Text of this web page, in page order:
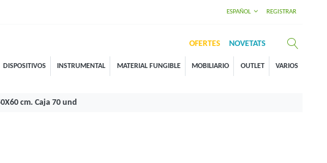
ESPAÑOL REGISTRAR
OFERTES NOVETATS
DISPOSITIVOS INSTRUMENTAL MATERIAL FUNGIBLE MOBILIARIO OUTLET VARIOS
cm. Caja 70 und